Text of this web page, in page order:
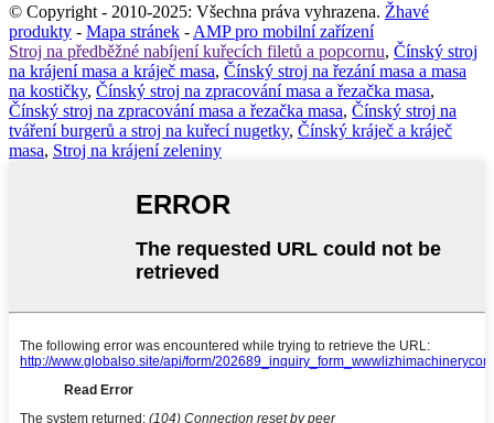
© Copyright - 2010-2025: Všechna práva vyhrazena. Žhavé
produkty - Mapa stránek - AMP pro mobilní zařízení
Stroj na předběžné nabíjení kuřecích filetů a popcornu, Čínský stroj
na krájení masa a kráječ masa, Čínský stroj na řezání masa a masa
na kostičky, Čínský stroj na zpracování masa a řezačka masa,
Čínský stroj na zpracování masa a řezačka masa, Čínský stroj na
tváření burgerů a stroj na kuřecí nugetky, Čínský kráječ a kráječ
masa, Stroj na krájení zeleniny